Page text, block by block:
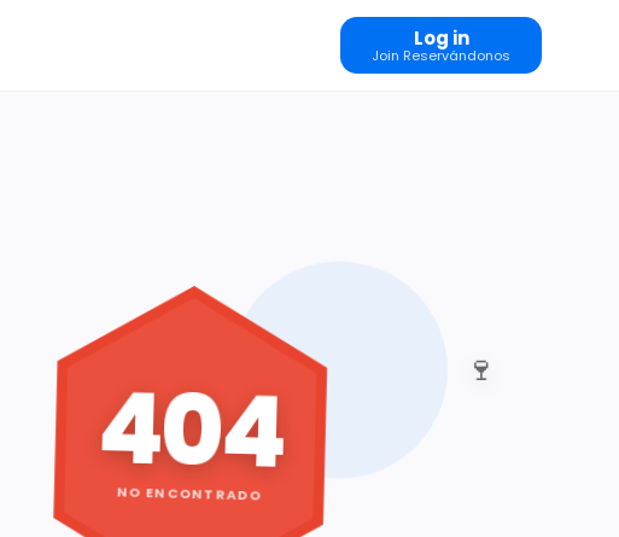
Log in
Join Reservándonos
🍷
404
NO ENCONTRADO